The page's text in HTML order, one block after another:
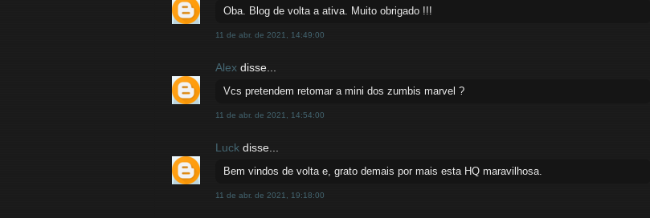
Oba. Blog de volta a ativa. Muito obrigado !!!
11 de abr. de 2021, 14:49:00
Alex disse...
Vcs pretendem retomar a mini dos zumbis marvel ?
11 de abr. de 2021, 14:54:00
Luck disse...
Bem vindos de volta e, grato demais por mais esta HQ maravilhosa.
11 de abr. de 2021, 19:18:00